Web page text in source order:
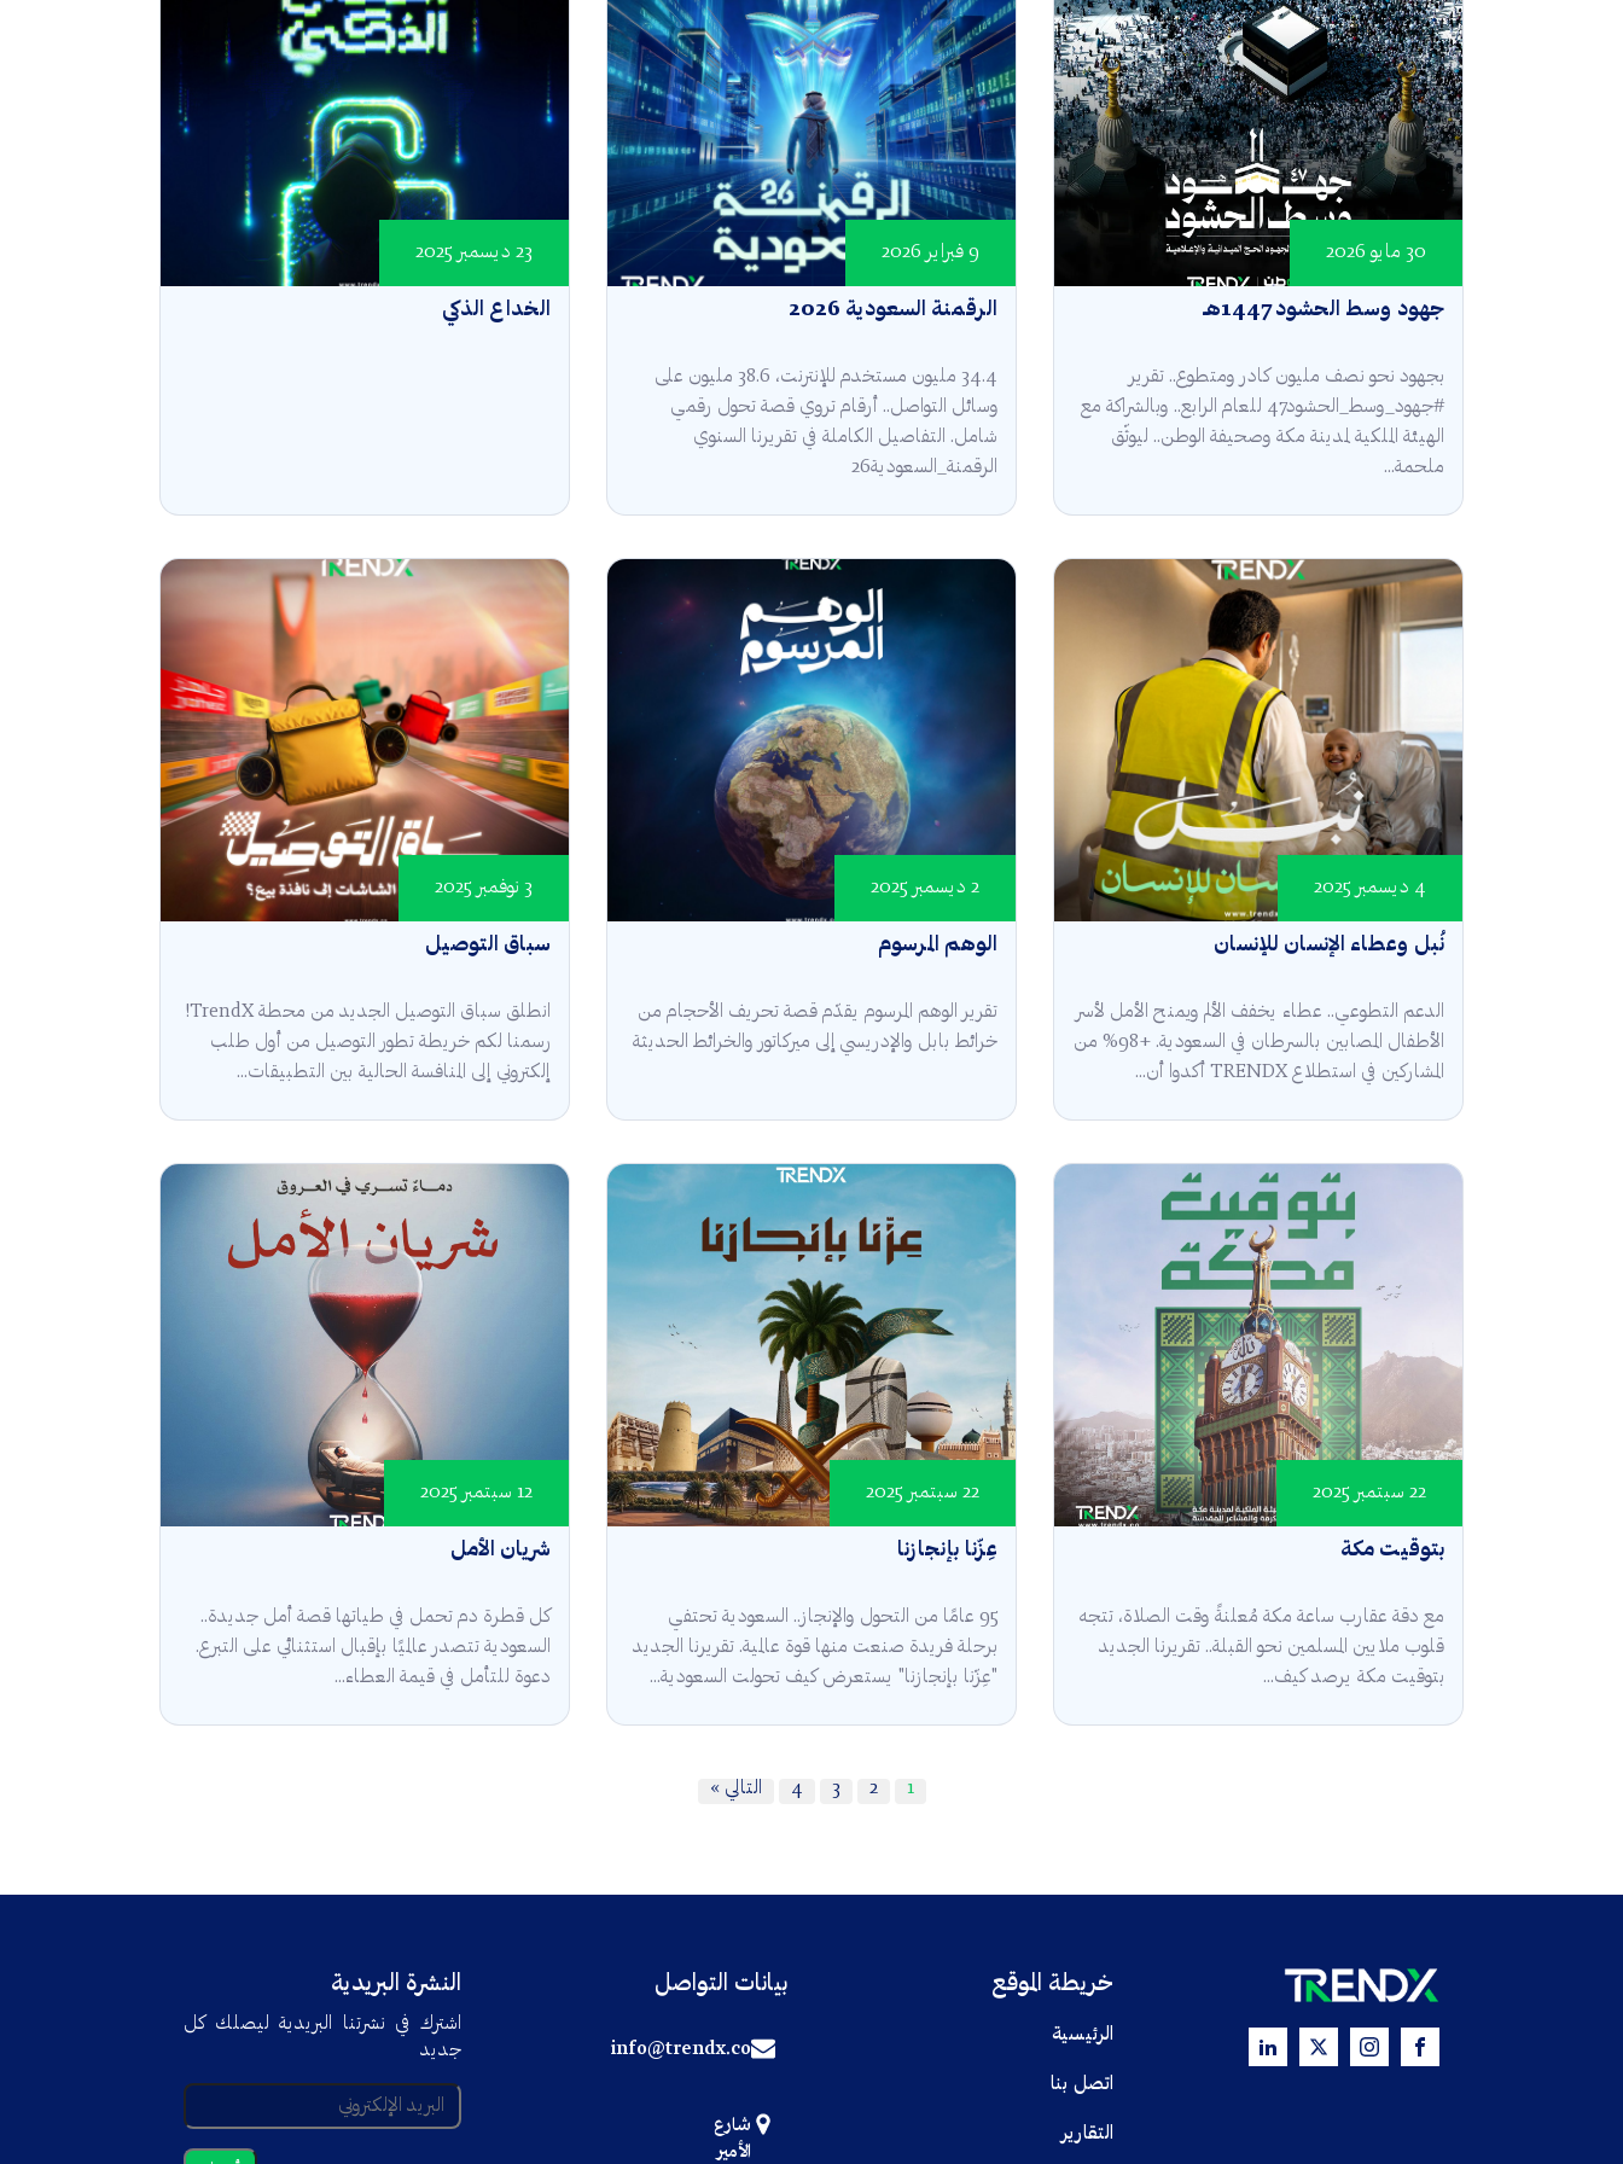
جهود وسط الحشود 1447هـ
30 مايو 2026
بجهود نحو نصف مليون كادر ومتطوع.. تقرير
#جهود_وسط_الحشود47 للعام الرابع.. وبالشراكة مع
الهيئة الملكية لمدينة مكة وصحيفة الوطن.. ليوثّق
ملحمة...
الرقمنة السعودية 2026
9 فبراير 2026
34.4 مليون مستخدم للإنترنت، 38.6 مليون على
وسائل التواصل.. أرقام تروي قصة تحول رقمي
شامل. التفاصيل الكاملة في تقريرنا السنوي
الرقمنة_السعودية26
الخداع الذكي
23 ديسمبر 2025
نُبل وعطاء الإنسان للإنسان
4 ديسمبر 2025
الدعم التطوعي.. عطاء يخفف الألم ويمنح الأمل لأسر
الأطفال المصابين بالسرطان في السعودية. +98% من
المشاركين في استطلاع TRENDX أكدوا أن...
الوهم المرسوم
2 ديسمبر 2025
تقرير الوهم المرسوم يقدّم قصة تحريف الأحجام من
خرائط بابل والإدريسي إلى ميركاتور والخرائط الحديثة
سباق التوصيل
3 نوفمبر 2025
انطلق سباق التوصيل الجديد من محطة TrendX!
رسمنا لكم خريطة تطور التوصيل من أول طلب
إلكتروني إلى المنافسة الحالية بين التطبيقات...
بتوقيت مكة
22 سبتمبر 2025
مع دقة عقارب ساعة مكة مُعلنةً وقت الصلاة، تتجه
قلوب ملايين المسلمين نحو القبلة.. تقريرنا الجديد
بتوقيت مكة يرصد كيف...
عِزّنا بإنجازنا
22 سبتمبر 2025
95 عامًا من التحول والإنجاز.. السعودية تحتفي
برحلة فريدة صنعت منها قوة عالمية. تقريرنا الجديد
"عِزّنا بإنجازنا" يستعرض كيف تحولت السعودية...
شريان الأمل
12 سبتمبر 2025
كل قطرة دم تحمل في طياتها قصة أمل جديدة..
السعودية تتصدر عالميًا بإقبال استثنائي على التبرع.
دعوة للتأمل في قيمة العطاء...
1
2
3
4 التالي »
خريطة الموقع
الرئيسية
اتصل بنا
التقارير
بيانات التواصل
info@trendx.co
شارع
الأمير
النشرة البريدية
اشترك في نشرتنا البريدية ليصلك كل
جديد